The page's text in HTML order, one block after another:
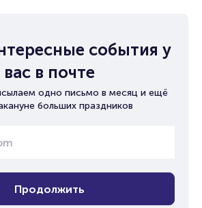
события у
вас в почте
одно письмо в месяц и ещё
больших праздников
Продолжить